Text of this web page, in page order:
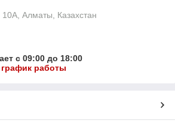
Алматы, Казахстан
с 09:00 до 18:00
график работы